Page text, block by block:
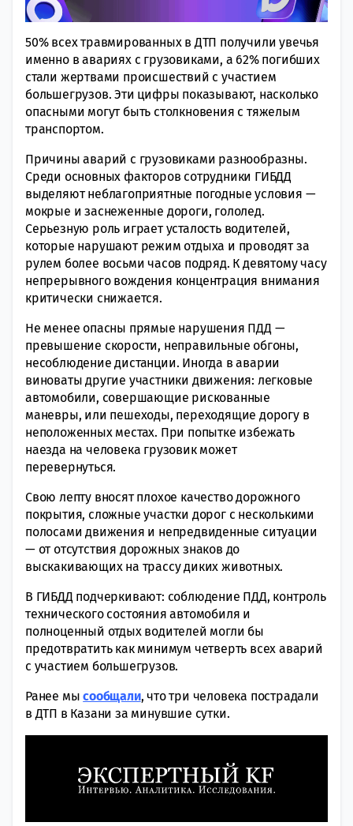
50% всех травмированных в ДТП получили увечья
именно в авариях с грузовиками, а 62% погибших
стали жертвами происшествий с участием
большегрузов. Эти цифры показывают, насколько
опасными могут быть столкновения с тяжелым
транспортом.
Причины аварий с грузовиками разнообразны.
Среди основных факторов сотрудники ГИБДД
выделяют неблагоприятные погодные условия —
мокрые и заснеженные дороги, гололед.
Серьезную роль играет усталость водителей,
которые нарушают режим отдыха и проводят за
рулем более восьми часов подряд. К девятому часу
непрерывного вождения концентрация внимания
критически снижается.
Не менее опасны прямые нарушения ПДД —
превышение скорости, неправильные обгоны,
несоблюдение дистанции. Иногда в аварии
виноваты другие участники движения: легковые
автомобили, совершающие рискованные
маневры, или пешеходы, переходящие дорогу в
неположенных местах. При попытке избежать
наезда на человека грузовик может
перевернуться.
Свою лепту вносят плохое качество дорожного
покрытия, сложные участки дорог с несколькими
полосами движения и непредвиденные ситуации
— от отсутствия дорожных знаков до
выскакивающих на трассу диких животных.
В ГИБДД подчеркивают: соблюдение ПДД, контроль
технического состояния автомобиля и
полноценный отдых водителей могли бы
предотвратить как минимум четверть всех аварий
с участием большегрузов.
Ранее мысообщали, что три человека пострадали
в ДТП в Казани за минувшие сутки.